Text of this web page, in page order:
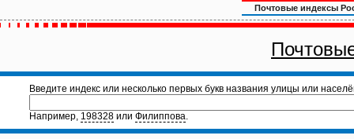
Почтовые индексы
Введите индекс или несколько первых букв названия улицы или
Например, 198328 или Филиппова.